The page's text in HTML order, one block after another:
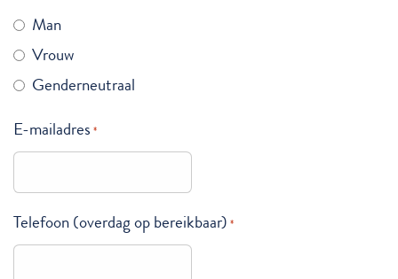
Man
Vrouw
Genderneutraal
E-mailadres *
Telefoon (overdag op bereikbaar) *